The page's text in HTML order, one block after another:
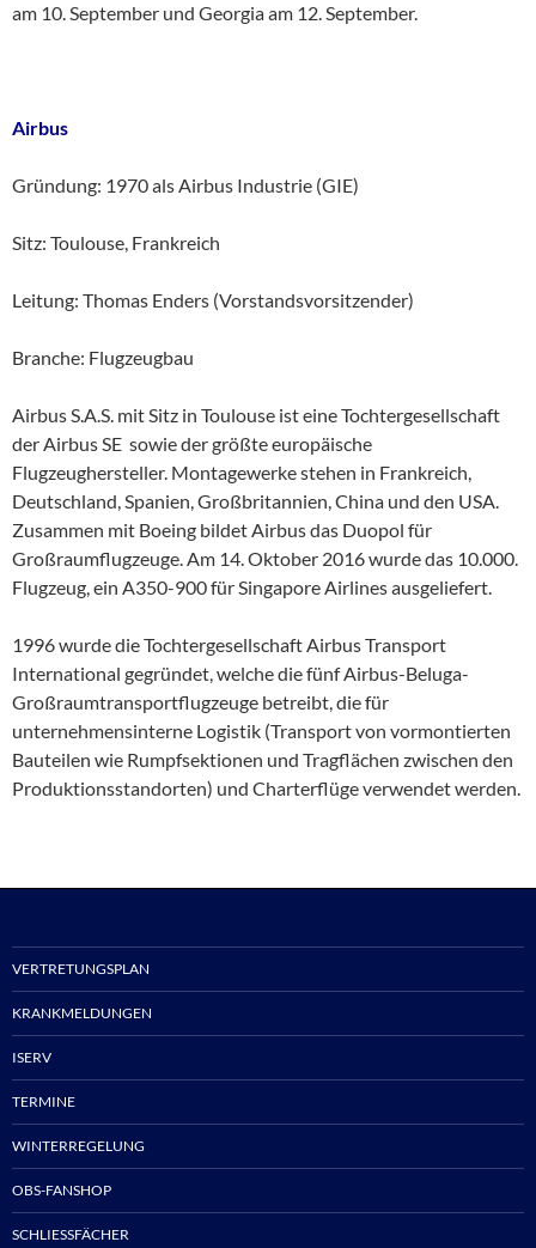
am 10. September und Georgia am 12. September.
Airbus
Gründung: 1970 als Airbus Industrie (GIE)
Sitz: Toulouse, Frankreich
Leitung: Thomas Enders (Vorstandsvorsitzender)
Branche: Flugzeugbau
Airbus S.A.S. mit Sitz in Toulouse ist eine Tochtergesellschaft
der Airbus SE sowie der größte europäische
Flugzeughersteller. Montagewerke stehen in Frankreich,
Deutschland, Spanien, Großbritannien, China und den USA.
Zusammen mit Boeing bildet Airbus das Duopol für
Großraumflugzeuge. Am 14. Oktober 2016 wurde das 10.000.
Flugzeug, ein A350-900 für Singapore Airlines ausgeliefert.
1996 wurde die Tochtergesellschaft Airbus Transport
International gegründet, welche die fünf Airbus-Beluga-
Großraumtransportflugzeuge betreibt, die für
unternehmensinterne Logistik (Transport von vormontierten
Bauteilen wie Rumpfsektionen und Tragflächen zwischen den
Produktionsstandorten) und Charterflüge verwendet werden.
VERTRETUNGSPLAN
KRANKMELDUNGEN
ISERV
TERMINE
WINTERREGELUNG
OBS-FANSHOP
SCHLIESSFÄCHER